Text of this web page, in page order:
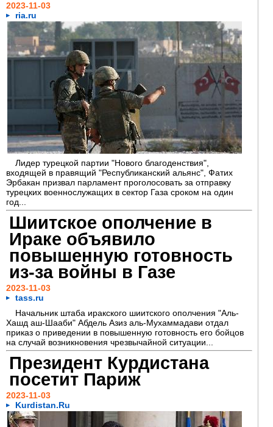
2023-11-03
ria.ru
Лидер турецкой партии "Нового благоденствия",
входящей в правящий "Республиканский альянс", Фатих
Эрбакан призвал парламент проголосовать за отправку
турецких военнослужащих в сектор Газа сроком на один
год...
Шиитское ополчение в
Ираке объявило
повышенную готовность
из-за войны в Газе
2023-11-03
tass.ru
Начальник штаба иракского шиитского ополчения "Аль-
Хашд аш-Шааби" Абдель Азиз аль-Мухаммадави отдал
приказ о приведении в повышенную готовность его бойцов
на случай возникновения чрезвычайной ситуации...
Президент Курдистана
посетит Париж
2023-11-03
Kurdistan.Ru